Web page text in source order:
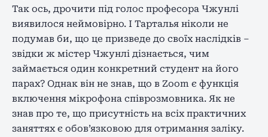
Так ось, дрочити під голос професора Чжунлі
виявилося неймовірно. І Тарталья ніколи не
подумав би, що це призведе до своїх наслідків –
звідки ж містер Чжунлі дізнається, чим
займається один конкретний студент на його
парах? Однак він не знав, що в Zoom є функція
включення мікрофона співрозмовника. Як не
знав про те, що присутність на всіх практичних
заняттях є обов’язковою для отримання заліку.